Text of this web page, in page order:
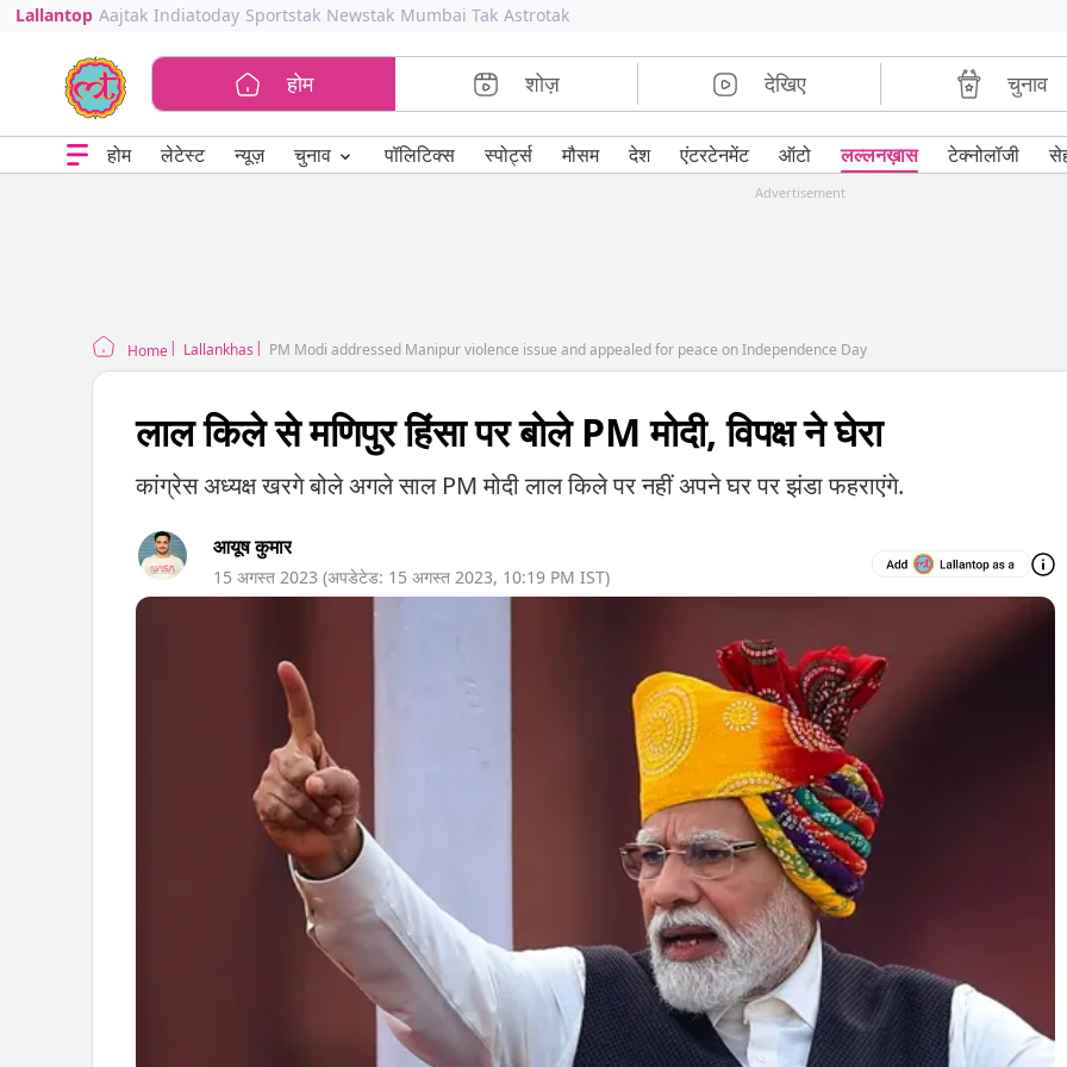
Lallantop Aajtak Indiatoday Sportstak Newstak Mumbai Tak Astrotak
होम शोज़ देखिए चुनाव
होम लेटेस्ट न्यूज़ चुनाव ⌄ पॉलिटिक्स स्पोर्ट्स मौसम देश एंटरटेनमेंट ऑटो लल्लनख़ास टेक्नोलॉजी
Advertisement
Home Lallankhas PM Modi addressed Manipur violence issue and appealed for peace on Independence Day
लाल किले से मणिपुर हिंसा पर बोले PM मोदी, विपक्ष ने घेरा
कांग्रेस अध्यक्ष खरगे बोले अगले साल PM मोदी लाल किले पर नहीं अपने घर पर झंडा फहराएंगे.
आयूष कुमार
15 अगस्त 2023 (अपडेटेड: 15 अगस्त 2023, 10:19 PM IST)